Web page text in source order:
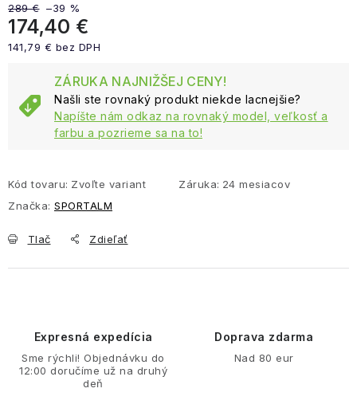
289 € –39 %
174,40 €
141,79 € bez DPH
ZÁRUKA NAJNIŽŠEJ CENY!
Našli ste rovnaký produkt niekde lacnejšie?
Napíšte nám odkaz na rovnaký model, veľkosť a
farbu a pozrieme sa na to!
Kód tovaru: Zvoľte variant Záruka: 24 mesiacov
Značka: SPORTALM
Tlač Zdieľať
Expresná expedícia
Sme rýchli! Objednávku do
12:00 doručíme už na druhý
deň
Doprava zdarma
Nad 80 eur